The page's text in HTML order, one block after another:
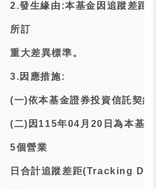
2.發生緣由:本基金因追蹤差
所訂
重大差異標準。
3.因應措施:
(一)依本基金證券投資信託契
(二)因115年04月20日為本基
5個營業
日合計追蹤差距(Tracking